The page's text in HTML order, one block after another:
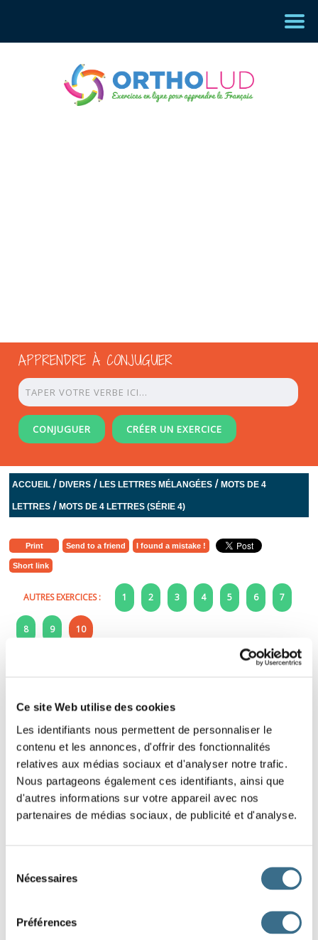
Ce site Web utilise des cookies
Les identifiants nous permettent de personnaliser le
contenu et les annonces, d'offrir des fonctionnalités
relatives aux médias sociaux et d'analyser notre trafic.
Nous partageons également ces identifiants, ainsi que
d'autres informations sur votre appareil avec nos
partenaires de médias sociaux, de publicité et d'analyse.
Nécessaires
Préférences
APPRENDRE À CONJUGUER
CONJUGUER CRÉER UN EXERCICE
ACCUEIL /DIVERS /LES LETTRES MÉLANGÉES /MOTS DE 4
LETTRES /MOTS DE 4 LETTRES (SÉRIE 4)
Print Send to a friend I found a mistake !
Short link
AUTRES EXERCICES : 1 2 3 4 5 6 7
8 9 10
Replace les lettres de ce mot dans le bon
ordre.
Indice : Pas beau
A